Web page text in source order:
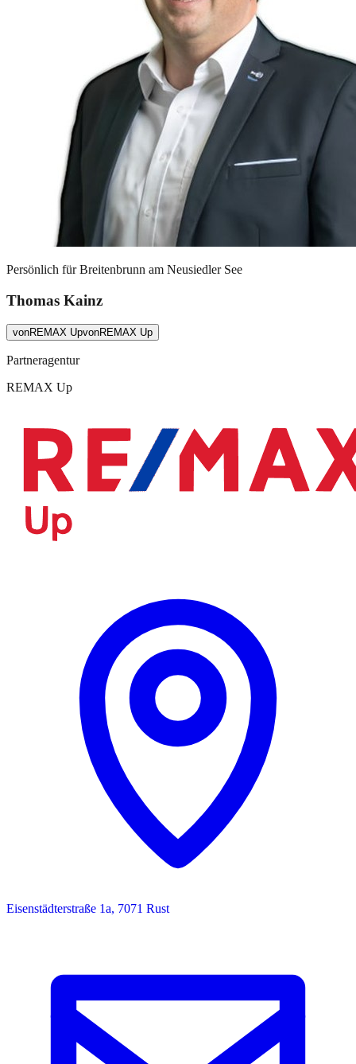
Persönlich fürBreitenbrunn am Neusiedler See
Thomas Kainz
vonREMAX UpvonREMAX Up
Partneragentur
REMAX Up
Eisenstädterstraße 1a, 7071 Rust